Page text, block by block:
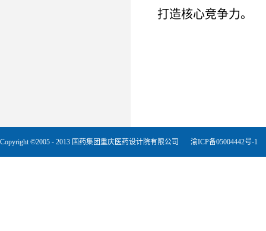
打造核心竞争力。
Copyright ©2005 - 2013 国药集团重庆医药设计院有限公司 渝ICP备05004442号-1